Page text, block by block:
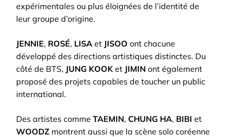
expérimentales ou plus éloignées de l’identité de
leur groupe d’origine.
JENNIE, ROSÉ, LISA et JISOO ont chacune
développé des directions artistiques distinctes. Du
côté de BTS, JUNG KOOK et JIMIN ont également
proposé des projets capables de toucher un public
international.
Des artistes comme TAEMIN, CHUNG HA, BIBI et
WOODZ montrent aussi que la scène solo coréenne